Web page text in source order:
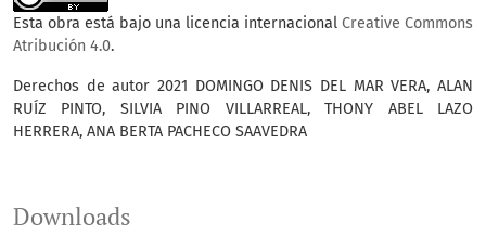
Esta obra está bajo una licencia internacional Creative Commons
Atribución 4.0.
Derechos de autor 2021 DOMINGO DENIS DEL MAR VERA, ALAN
RUÍZ PINTO, SILVIA PINO VILLARREAL, THONY ABEL LAZO
HERRERA, ANA BERTA PACHECO SAAVEDRA
Downloads